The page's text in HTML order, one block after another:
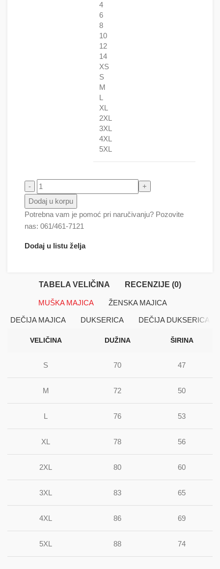
4
6
8
10
12
14
XS
S
M
L
XL
2XL
3XL
4XL
5XL
Tracatocutulo ( Brain rot ) količina
Dodaj u korpu
Potrebna vam je pomoć pri naručivanju? Pozovite
nas: 061/461-7121
Dodaj u listu želja
TABELA VELIČINA RECENZIJE (0)
MUŠKA MAJICA ŽENSKA MAJICA
DEČIJA MAJICA DUKSERICA DEČIJA DUKSERICA
VELIČINA DUŽINA ŠIRINA
S 70 47
M 72 50
L 76 53
XL 78 56
2XL 80 60
3XL 83 65
4XL 86 69
5XL 88 74